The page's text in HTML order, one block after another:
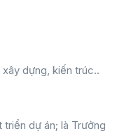
dựng, kiến trúc..
dự án; là Trưởng